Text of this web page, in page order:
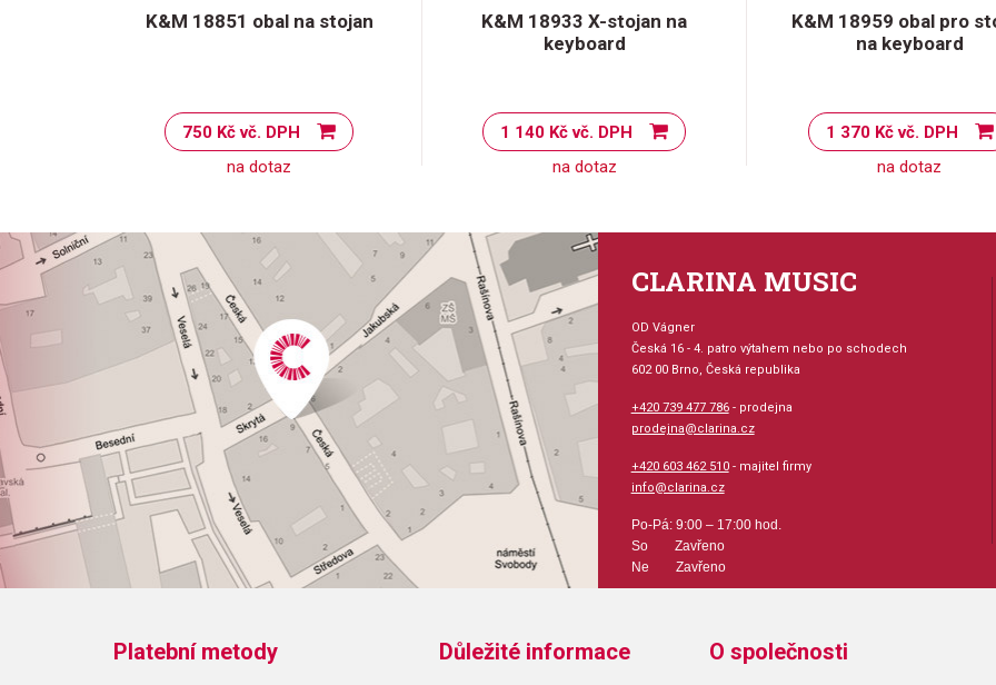
K&M 18851 obal na stojan
750 Kč vč. DPH
na dotaz
K&M 18933 X-stojan na
keyboard
1 140 Kč vč. DPH
na dotaz
K&M 18959 obal pro
na keyboard
1 370 Kč vč. DPH
na dotaz
CLARINA MUSIC
OD Vágner
Česká 16 - 4. patro výtahem nebo po schodech
602 00 Brno, Česká republika
+420 739 477 786- prodejna
prodejna@clarina.cz
+420 603 462 510- majitel firmy
info@clarina.cz
Po-Pá: 9:00 – 17:00 hod.
So Zavřeno
Ne Zavřeno
Platební metody Důležité informace O společnosti